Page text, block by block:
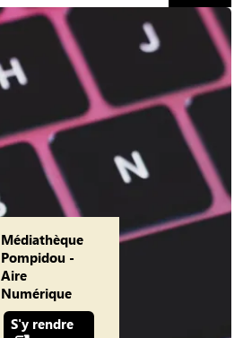
Médiathèque
Pompidou -
Aire
Numérique
S'y rendre